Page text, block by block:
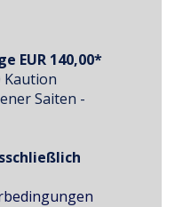
EUR 140,00*
Kaution
Saiten -